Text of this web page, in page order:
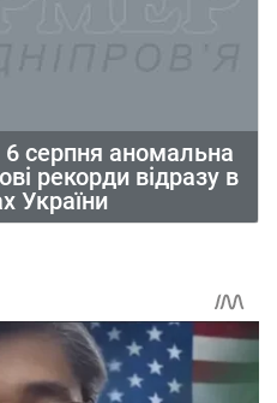
6 серпня аномальна
рекорди відразу в
України